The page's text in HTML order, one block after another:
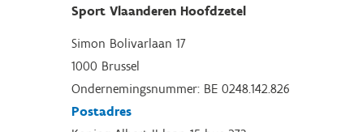
Sport Vlaanderen Hoofdzetel
Simon Bolivarlaan 17
1000 Brussel
Ondernemingsnummer: BE 0248.142.826
Postadres